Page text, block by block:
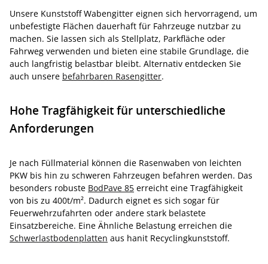
Unsere Kunststoff Wabengitter eignen sich hervorragend, um
unbefestigte Flächen dauerhaft für Fahrzeuge nutzbar zu
machen. Sie lassen sich als Stellplatz, Parkfläche oder
Fahrweg verwenden und bieten eine stabile Grundlage, die
auch langfristig belastbar bleibt. Alternativ entdecken Sie
auch unsere befahrbaren Rasengitter.
Hohe Tragfähigkeit für unterschiedliche
Anforderungen
Je nach Füllmaterial können die Rasenwaben von leichten
PKW bis hin zu schweren Fahrzeugen befahren werden. Das
besonders robuste BodPave 85 erreicht eine Tragfähigkeit
von bis zu 400t/m². Dadurch eignet es sich sogar für
Feuerwehrzufahrten oder andere stark belastete
Einsatzbereiche. Eine Ähnliche Belastung erreichen die
Schwerlastbodenplatten aus hanit Recyclingkunststoff.